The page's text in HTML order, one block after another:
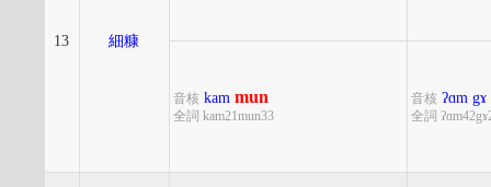
13 細糠
音核 kam mun
全詞 kam21mun33
音核 ʔɑm gɤ
全詞